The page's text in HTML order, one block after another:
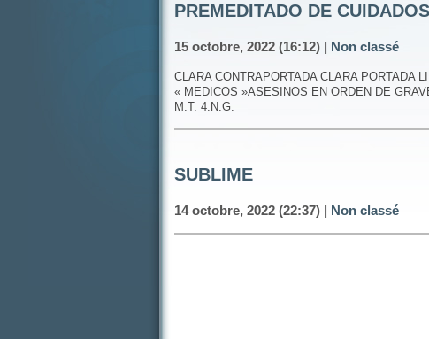
PREMEDITADO DE
15 octobre, 2022 (16:12) | Non classé
CLARA CONTRAPORTADA CLARA PORTADA
« MEDICOS »ASESINOS EN ORDEN DE
M.T. 4.N.G.
SUBLIME
14 octobre, 2022 (22:37) | Non classé